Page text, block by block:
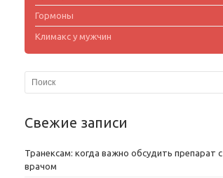
Гормоны
Климакс у мужчин
Свежие записи
Транексам: когда важно обсудить препарат с
врачом